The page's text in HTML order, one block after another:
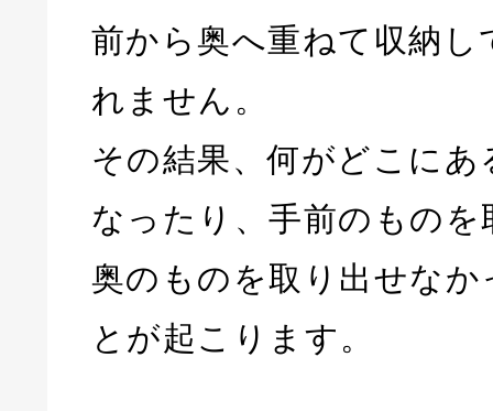
前から奥へ重ねて収納
れません。
その結果、何がどこに
なったり、手前のもの
奥のものを取り出せな
とが起こります。